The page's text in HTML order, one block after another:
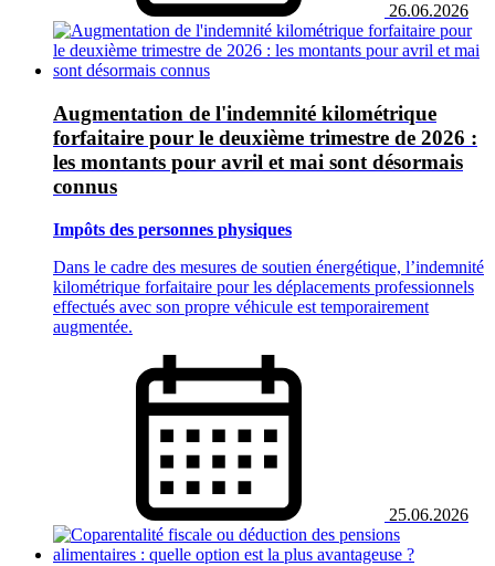
26.06.2026
Augmentation de l'indemnité kilométrique
forfaitaire pour le deuxième trimestre de 2026 :
les montants pour avril et mai sont désormais
connus
Impôts des personnes physiques
Dans le cadre des mesures de soutien énergétique, l’indemnité
kilométrique forfaitaire pour les déplacements professionnels
effectués avec son propre véhicule est temporairement
augmentée.
25.06.2026